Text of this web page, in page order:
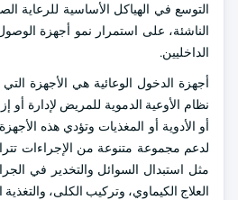
التوسع في الهياكل الأساسية للرعاية
الناشئة، على استمرار نمو أجهزة
الداخليين.
أجهزة الدخول الوعائية هي الأجهزة
نظام الأوعية الدموية للمريض لإدارة أو
أو الأدوية أو المغذيات وتؤدي هذه
لدعم مجموعة متنوعة من الإجراءات
مثل استبدال السوائل والتخدير في
العلاج الكيماوي، وتركيب الكلى، والتغذية